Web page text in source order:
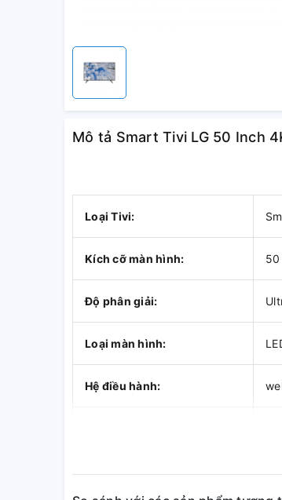
Mô tả Smart Tivi LG 50 Inch
Loại Tivi:
Kích cỡ màn hình: 50
Độ phân giải:
Loại màn hình:
Hệ điều hành: